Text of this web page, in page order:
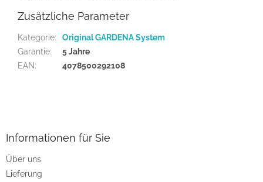
Zusätzliche Parameter
Kategorie:
Original GARDENA System
Garantie:
5 Jahre
EAN: 4078500292108
Informationen für Sie
Über uns
Lieferung